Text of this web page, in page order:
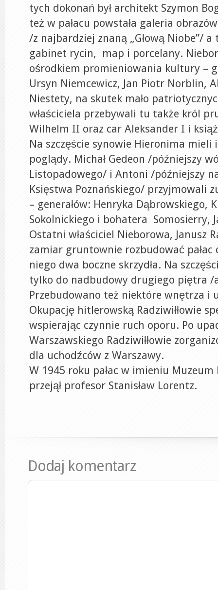
tych dokonań był architekt Szymon
też w pałacu powstała galeria
/z najbardziej znaną „Głową Niobe”/
gabinet rycin, map i porcelany.
ośrodkiem promieniowania kultury –
Ursyn Niemcewicz, Jan Piotr Norblin,
Niestety, na skutek mało
właściciela przebywali tu także król
Wilhelm II oraz car Aleksander I i
Na szczęście synowie Hieronima mieli
poglądy. Michał Gedeon /późniejszy
Listopadowego/ i Antoni /późniejszy
Księstwa Poznańskiego/ przyjmowali
– generałów: Henryka Dąbrowskiego,
Sokolnickiego i bohatera Somosierry,
Ostatni właściciel Nieborowa, Janusz
zamiar gruntownie rozbudować pałac
niego dwa boczne skrzydła. Na
tylko do nadbudowy drugiego piętra
Przebudowano też niektóre wnętrza i
Okupację hitlerowską Radziwiłłowie
wspierając czynnie ruch oporu. Po
Warszawskiego Radziwiłłowie
dla uchodźców z Warszawy.
W 1945 roku pałac w imieniu
przejął profesor Stanisław Lorentz.
Dodaj komentarz